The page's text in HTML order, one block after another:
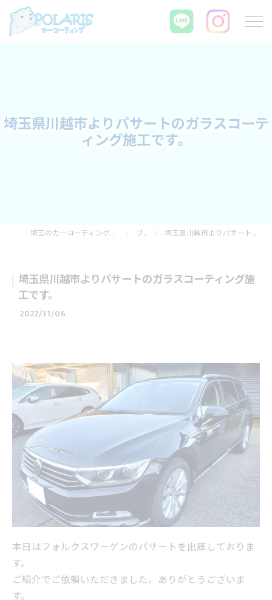
埼玉県川越市よりパサートのガラスコーテ
ィング施工です。
埼玉のカーコーティングならPOLARIS カーコーティング ブログ 埼玉県川越市よりパサートのガラスコーティング施工です。
埼玉県川越市よりパサートのガラスコーティング施
工です。
2022/11/06
本日はフォルクスワーゲンのパサートを出庫しておりま
す。
ご紹介でご依頼いただきました、ありがとうございま
す。